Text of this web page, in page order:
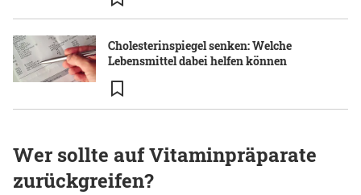
Cholesterinspiegel senken: Welche
Lebensmittel dabei helfen können
Wer sollte auf Vitaminpräparate
zurückgreifen?